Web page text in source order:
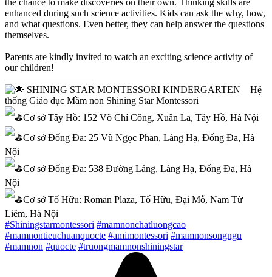
enhanced during such science activities. Kids can ask the why, how,
and what questions. Even better, they can help answer the questions
themselves.
Parents are kindly invited to watch an exciting science activity of
our children!
—————————
SHINING STAR MONTESSORI KINDERGARTEN – Hệ
thống Giáo dục Mầm non Shining Star Montessori
Cơ sở Tây Hồ: 152 Võ Chí Công, Xuân La, Tây Hồ, Hà Nội
Cơ sở Đống Đa: 25 Vũ Ngọc Phan, Láng Hạ, Đống Đa, Hà
Nội
Cơ sở Đống Đa: 538 Đường Láng, Láng Hạ, Đống Đa, Hà
Nội
Cơ sở Tố Hữu: Roman Plaza, Tố Hữu, Đại Mỗ, Nam Từ
Liêm, Hà Nội
#Shiningstarmontessori #mamnonchatluongcao
#mamnontieuchuanquocte #amimontessori #mamnonsongngu
#mamnon #quocte #truongmamnonshiningstar